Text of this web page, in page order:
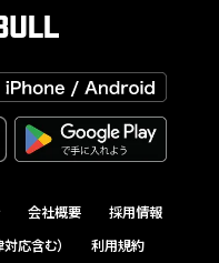
会社概要
採用情報
応含む）
利用規約